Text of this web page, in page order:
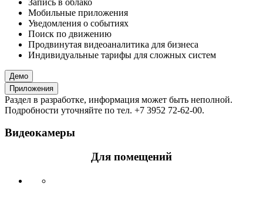
Мобильные приложения
Уведомления о событиях
Поиск по движению
Продвинутая видеоаналитика для бизнеса
Индивидуальные тарифы для сложных систем
Демо
Приложения
Раздел в разработке, информация может быть неполной.
Подробности уточняйте по тел. +7 3952 72-62-00.
Видеокамеры
Для помещений